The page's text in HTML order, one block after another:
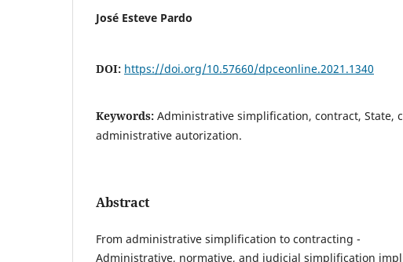
José Esteve Pardo
DOI: https://doi.org/10.57660/dpceonline.2021.1340
Keywords: Administrative simplification, contract, State,
administrative autorization.
Abstract
From administrative simplification to contracting -
Administrative, normative, and judicial simplification